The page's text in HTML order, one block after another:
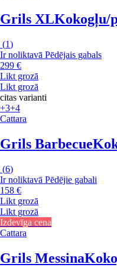
Grils XLKokogļu/
(1)
Ir noliktavā Pēdējais gabals
299 €
Likt grozā
Likt grozā
citas varianti
+3+4
Cattara
Grils Barbecue
(6)
Ir noliktavā Pēdējie gabali
158 €
Likt grozā
Likt grozā
Izdevīga cena
Cattara
Grils Messina